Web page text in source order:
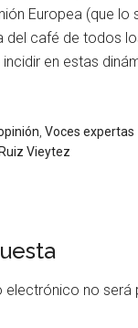
Europea (que
del café de todos
en estas
Voces expertas
Vieytez
electrónico no será